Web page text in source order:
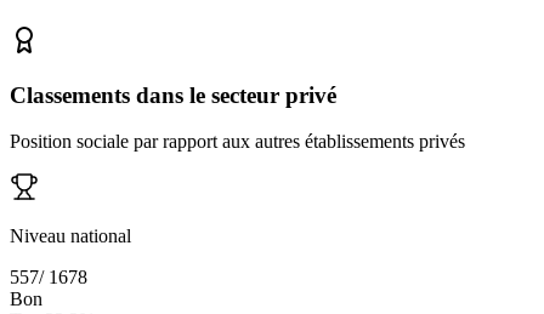
Classements dans le secteur privé
Position sociale par rapport aux autres établissements privés
Niveau national
557/ 1678
Bon